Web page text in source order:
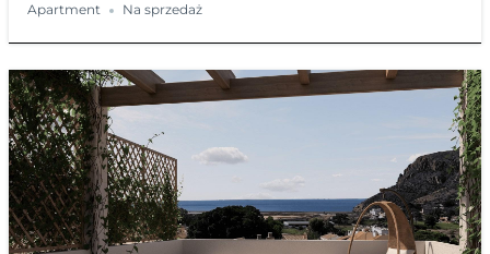
Apartment Na sprzedaż